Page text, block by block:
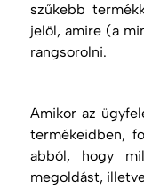
szűkebb
jelöl, amire (a
rangsorolni.
Amikor az
termékeidben,
abból, hogy
megoldást,